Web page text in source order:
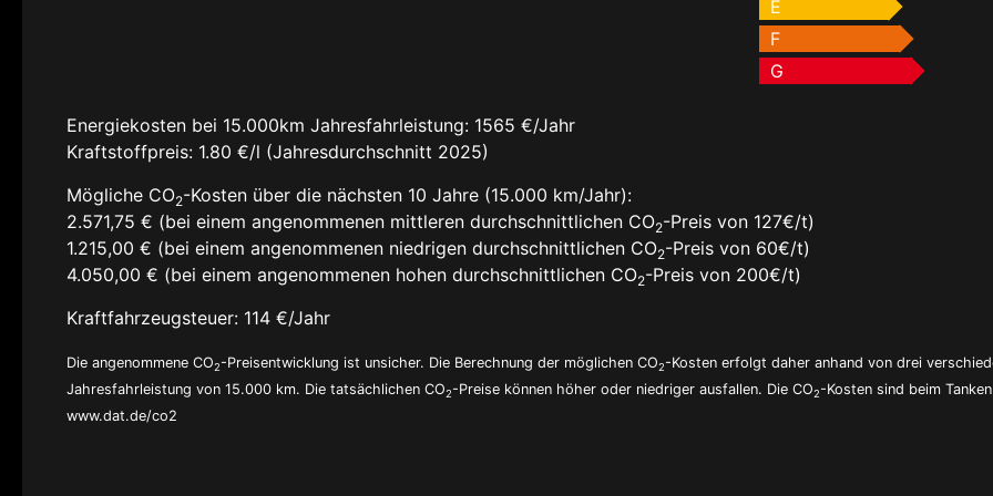
E
F
G
Energiekosten bei 15.000km Jahresfahrleistung: 1565 €/Jahr
Kraftstoffpreis: 1.80 €/l (Jahresdurchschnitt 2025)
Mögliche CO2-Kosten über die nächsten 10 Jahre (15.000 km/Jahr):
2.571,75 € (bei einem angenommenen mittleren durchschnittlichen CO2-Preis von 127€/t)
1.215,00 € (bei einem angenommenen niedrigen durchschnittlichen CO2-Preis von 60€/t)
4.050,00 € (bei einem angenommenen hohen durchschnittlichen CO2-Preis von 200€/t)
Kraftfahrzeugsteuer: 114 €/Jahr
Die angenommene CO2-Preisentwicklung ist unsicher. Die Berechnung der möglichen CO2-Kosten erfolgt daher anhand von drei
Jahresfahrleistung von 15.000 km. Die tatsächlichen CO2-Preise können höher oder niedriger ausfallen. Die CO2-Kosten sind beim
www.dat.de/co2